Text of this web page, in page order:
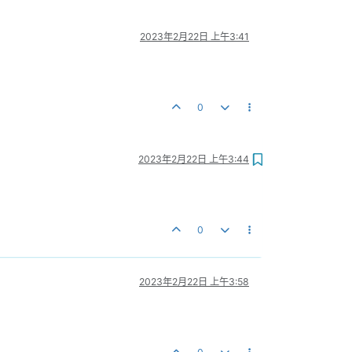
2023年2月22日 上午3:41
0
2023年2月22日 上午3:44
0
2023年2月22日 上午3:58